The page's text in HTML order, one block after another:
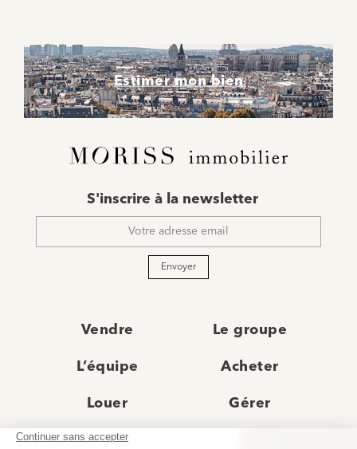
Estimer mon bien
mail
S'inscrire à la newsletter
Envoyer
Vendre Le groupe
L’équipe Acheter
Louer Gérer
Actualités